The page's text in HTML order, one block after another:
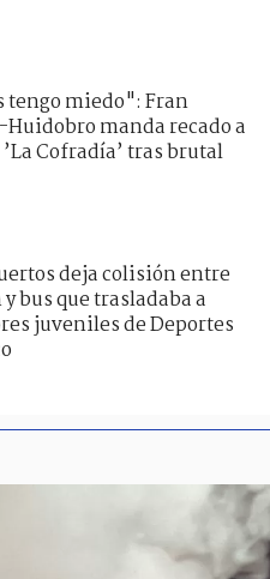
tengo miedo": Fran
manda recado a
Cofradía’ tras brutal
deja colisión entre
bus que trasladaba a
juveniles de Deportes